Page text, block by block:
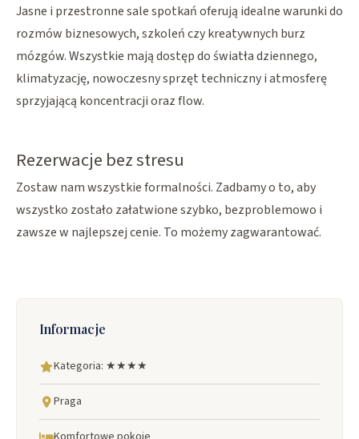
Jasne i przestronne sale spotkań oferują idealne warunki do
rozmów biznesowych, szkoleń czy kreatywnych burz
mózgów. Wszystkie mają dostęp do światła dziennego,
klimatyzację, nowoczesny sprzęt techniczny i atmosferę
sprzyjającą koncentracji oraz flow.
Rezerwacje bez stresu
Zostaw nam wszystkie formalności. Zadbamy o to, aby
wszystko zostało załatwione szybko, bezproblemowo i
zawsze w najlepszej cenie. To możemy zagwarantować.
Informacje
Kategoria: ★★★★
Praga